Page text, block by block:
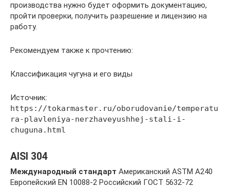
производства нужно будет оформить документацию,
пройти проверки, получить разрешение и лицензию на
работу.
Рекомендуем также к прочтению:
Классификация чугуна и его виды
Источник:
https://tokarmaster.ru/oborudovanie/temperatu
ra-plavleniya-nerzhaveyushhej-stali-i-
chuguna.html
AISI 304
Международный стандарт Американский ASTM A240
Европейский ЕN 10088-2 Российский ГОСТ 5632-72